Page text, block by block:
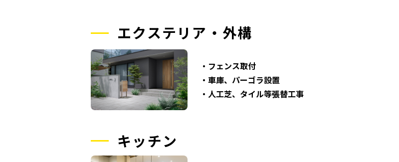
エクステリア・外構
・フェンス取付
・車庫、パーゴラ設置
・人工芝、タイル等張替工事
キッチン